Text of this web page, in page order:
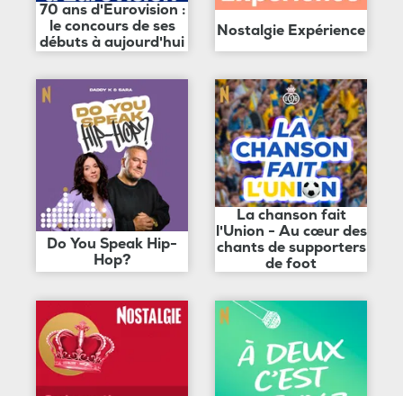
70 ans d'Eurovision :
le concours de ses
débuts à aujourd'hui
Nostalgie Expérience
Do You Speak Hip-
Hop?
La chanson fait
l'Union - Au cœur des
chants de supporters
de foot